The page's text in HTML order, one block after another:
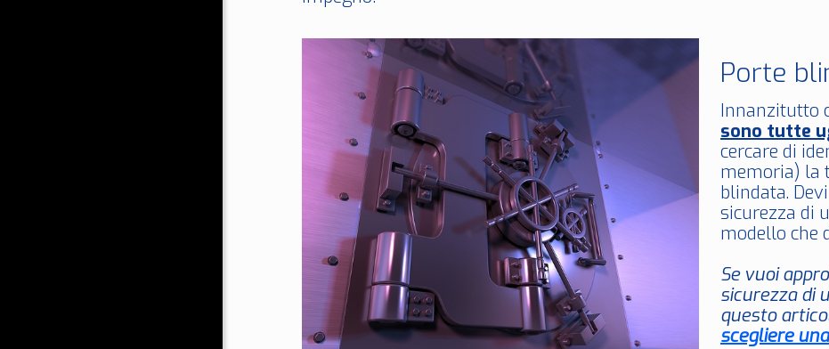
Porte
Innanzitutto
sono tutte
cercare di
memoria) la
blindata.
sicurezza di
modello che
Se vuoi
sicurezza di
questo
scegliere